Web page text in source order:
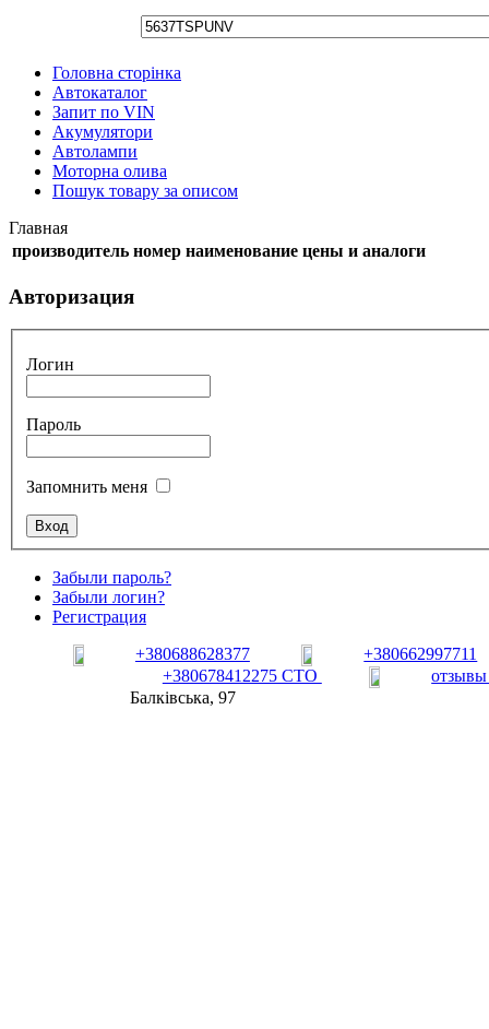
Головна сторінка
Автокаталог
Запит по VIN
Акумулятори
Автолампи
Моторна олива
Пошук товару за описом
Главная
производитель номер наименование цены и аналоги
Авторизация
Логин
Пароль
Запомнить меня
Забыли пароль?
Забыли логин?
Регистрация
+380688628377
+380662997711
+380678412275 СТО
Балківська, 97